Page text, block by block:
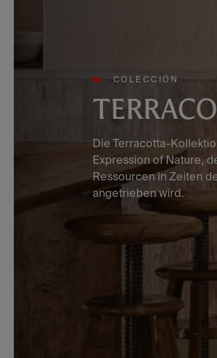
COLECCIÓN
Die Terracotta-
Expression of Nature,
Ressourcen in Zeiten
angetrieben wird.